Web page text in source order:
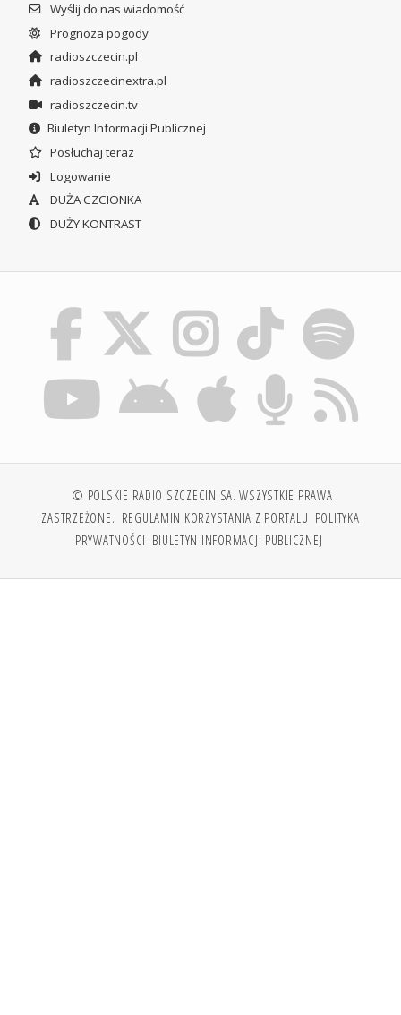
Wyślij do nas wiadomość
Prognoza pogody
radioszczecin.pl
radioszczecinextra.pl
radioszczecin.tv
Biuletyn Informacji Publicznej
Posłuchaj teraz
Logowanie
DUŻA CZCIONKA
DUŻY KONTRAST
© POLSKIE RADIO SZCZECIN SA. WSZYSTKIE PRAWA
ZASTRZEŻONE. REGULAMIN KORZYSTANIA Z PORTALU POLITYKA
PRYWATNOŚCI BIULETYN INFORMACJI PUBLICZNEJ